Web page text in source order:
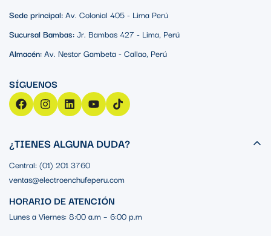
Sede principal:Av. Colonial 405 - Lima Perú
Sucursal Bambas:Jr. Bambas 427 - Lima, Perú
Almacén:Av. Nestor Gambeta - Callao, Perú
¿TIENES ALGUNA DUDA?
Central: (01) 201 3760
ventas@electroenchufeperu.com
HORARIO DE ATENCIÓN
Lunes a Viernes: 8:00 a.m – 6:00 p.m